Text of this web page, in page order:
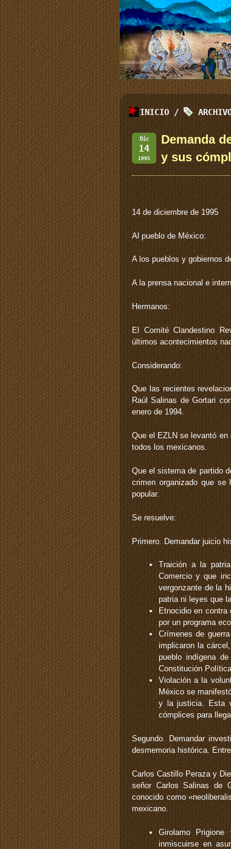
INICIO /
Dic
14
1995
Demanda
y sus
14 de diciembre de 1995
Al pueblo de México:
A los pueblos y gobiernos
A la prensa nacional e
Hermanos:
El Comité Clandestino
últimos acontecimientos
Considerando:
Que las recientes
Raúl Salinas de Gortari
enero de 1994.
Que el EZLN se levantó
todos los mexicanos.
Que el sistema de partido
crimen organizado que
popular.
Se resuelve:
Primero. Demandar juicio
Traición a la
Comercio y que
vergonzante de la
patria ni leyes que
Etnocidio en
por un programa
Crímenes de
implicaron la
pueblo indígena
Constitución
Violación a la
México se
y la justicia. Esta
cómplices para
Segundo. Demandar
desmemoria histórica.
Carlos Castillo Peraza y
señor Carlos Salinas de
conocido como
mexicano.
Girolamo
inmiscuirse en